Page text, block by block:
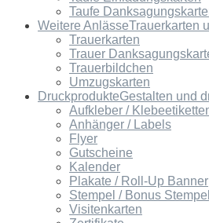
Taufe
Weitere AnlässeTrauerkarten
Trauerkarten
Trauer
Trauerbildchen
Umzugskarten
DruckprodukteGestalten und
Aufkleber /
Anhänger / Labels
Flyer
Gutscheine
Kalender
Plakate / Roll-Up Banner
Stempel / Bonus Stempel
Visitenkarten